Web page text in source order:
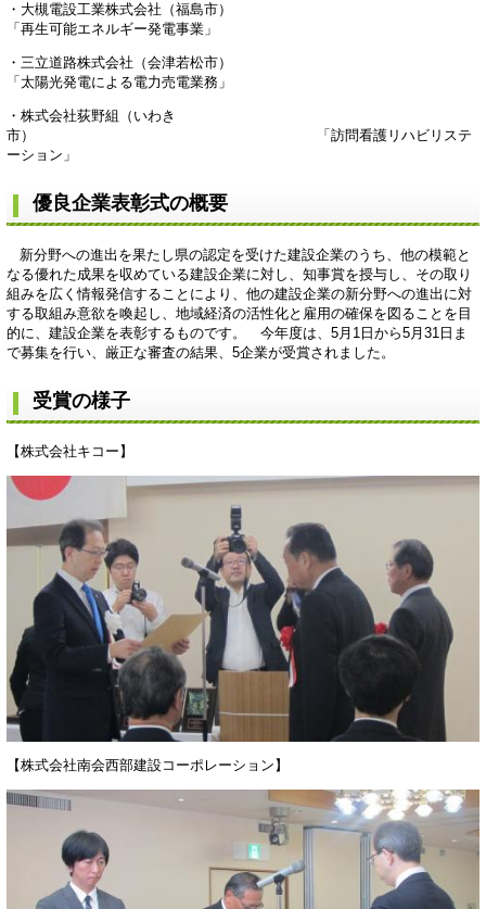
・大槻電設工業株式会社（福島市）
「再生可能エネルギー発電事業」
・三立道路株式会社（会津若松市）
「太陽光発電による電力売電業務」
・株式会社荻野組（いわき
市） 「訪問看護リハビリステ
ーション」
優良企業表彰式の概要
新分野への進出を果たし県の認定を受けた建設企業のうち、他の模範と
なる優れた成果を収めている建設企業に対し、知事賞を授与し、その取り
組みを広く情報発信することにより、他の建設企業の新分野への進出に対
する取組み意欲を喚起し、地域経済の活性化と雇用の確保を図ることを目
的に、建設企業を表彰するものです。 今年度は、5月1日から5月31日ま
で募集を行い、厳正な審査の結果、5企業が受賞されました。
受賞の様子
【株式会社キコー】
【株式会社南会西部建設コーポレーション】